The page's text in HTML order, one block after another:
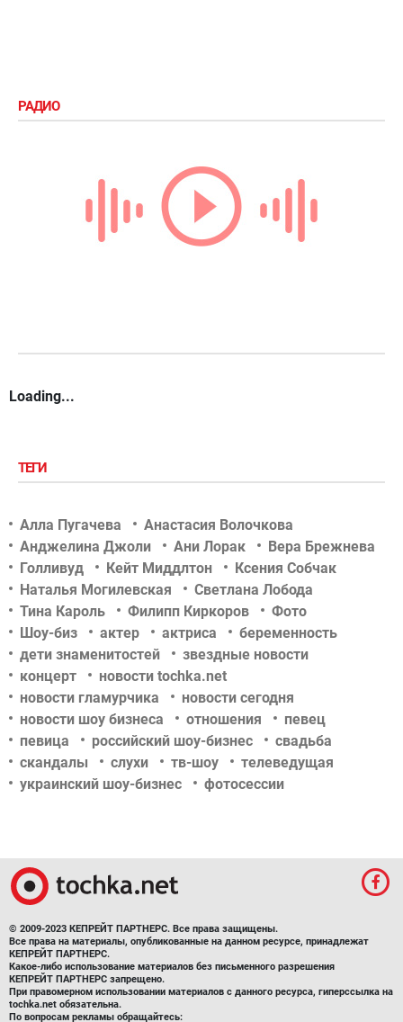
РАДИО
Loading...
ТЕГИ
Алла Пугачева
Анастасия Волочкова
Анджелина Джоли
Ани Лорак
Вера Брежнева
Голливуд
Кейт Миддлтон
Ксения Собчак
Наталья Могилевская
Светлана Лобода
Тина Кароль
Филипп Киркоров
Фото
Шоу-биз
актер актриса
беременность
дети знаменитостей
звездные новости
концерт
новости tochka.net
новости гламурчика
новости сегодня
новости шоу бизнеса
отношения
певец
певица
российский шоу-бизнес
свадьба
скандалы
слухи тв-шоу
телеведущая
украинский шоу-бизнес
фотосессии
© 2009-2023 КЕПРЕЙТ ПАРТНЕРС. Все права защищены.
Все права на материалы, опубликованные на данном ресурсе, принадлежат
КЕПРЕЙТ ПАРТНЕРС.
Какое-либо использование материалов без письменного разрешения
КЕПРЕЙТ ПАРТНЕРС запрещено.
При правомерном использовании материалов с данного ресурса, гиперссылка на
tochka.net обязательна.
По вопросам рекламы обращайтесь: